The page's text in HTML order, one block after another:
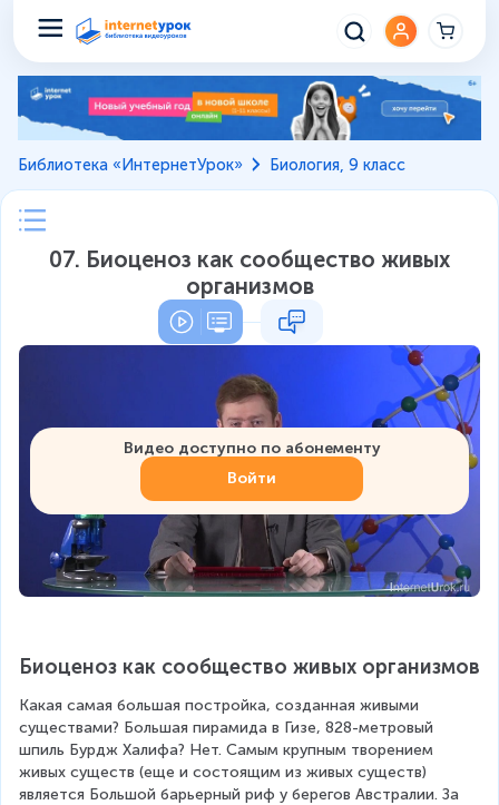
Библиотека «ИнтернетУрок» Биология, 9 класс
07. Биоценоз как сообщество живых
организмов
Видео доступно по абонементу
Войти
Биоценоз как сообщество живых организмов
Какая самая большая постройка, созданная живыми
существами? Большая пирамида в Гизе, 828-метровый
шпиль Бурдж Халифа? Нет. Самым крупным творением
живых существ (еще и состоящим из живых существ)
является Большой барьерный риф у берегов Австралии. За